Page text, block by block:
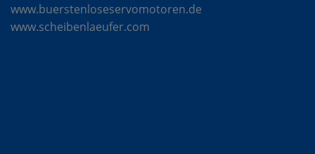
www.buerstenloseservomotoren.de
www.scheibenlaeufer.com